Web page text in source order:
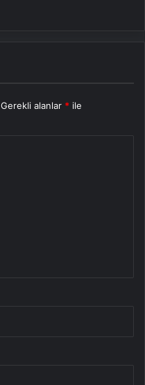
Gerekli alanlar * ile